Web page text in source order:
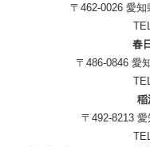
〒462-0026 愛
春
〒486-0846 愛
稲
〒492-8213